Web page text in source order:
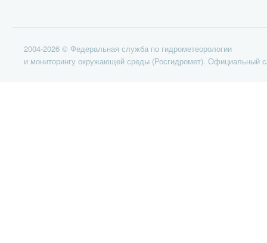
2004-2026 © Федеральная служба по гидрометеорологии
и мониторингу окружающей среды (Росгидромет). Официальный